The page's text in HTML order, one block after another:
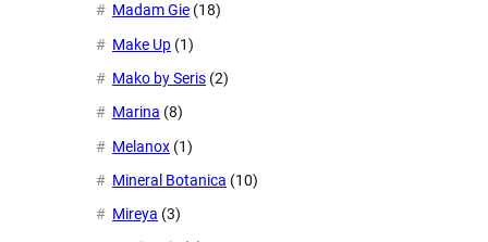
Madam Gie (18)
Make Up (1)
Mako by Seris (2)
Marina (8)
Melanox (1)
Mineral Botanica (10)
Mireya (3)